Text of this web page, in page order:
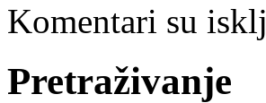
Komentari su
Pretraživanje